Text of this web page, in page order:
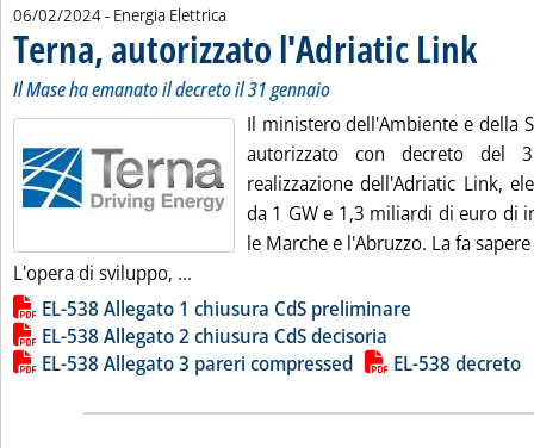
06/02/2024- Energia Elettrica
Terna, autorizzato l'Adriatic Link..
Il Mase ha emanato il decreto il 31 gennaio
Il ministero dell'Ambiente e della
autorizzato con decreto del
realizzazione dell'Adriatic Link,
da 1 GW e 1,3 miliardi di euro di
le Marche e l'Abruzzo. La fa
L'opera di sviluppo, ...
Lista allegati PDF alla notizia
EL-538 Allegato 1 chiusura CdS preliminare
EL-538 Allegato 2 chiusura CdS decisoria
EL-538 Allegato 3 pareri compressed
EL-538 decreto